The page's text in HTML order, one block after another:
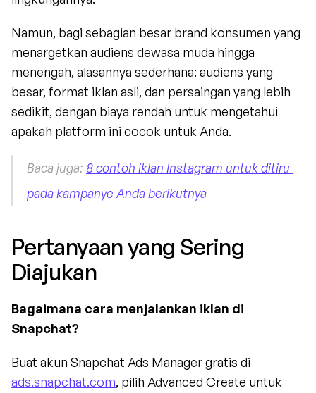
Namun, bagi sebagian besar brand konsumen yang
menargetkan audiens dewasa muda hingga
menengah, alasannya sederhana: audiens yang
besar, format iklan asli, dan persaingan yang lebih
sedikit, dengan biaya rendah untuk mengetahui
apakah platform ini cocok untuk Anda.
Baca juga: 8 contoh iklan Instagram untuk ditiru
pada kampanye Anda berikutnya
Pertanyaan yang Sering
Diajukan
Bagaimana cara menjalankan iklan di
Snapchat?
ads.snapchat.com, pilih Advanced Create untuk